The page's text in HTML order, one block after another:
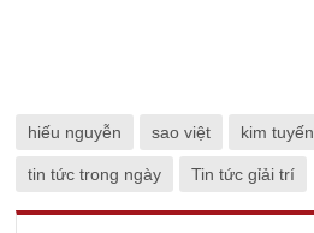
hiếu nguyễn sao việt kim tuyến
tin tức trong ngày Tin tức gỉải trí